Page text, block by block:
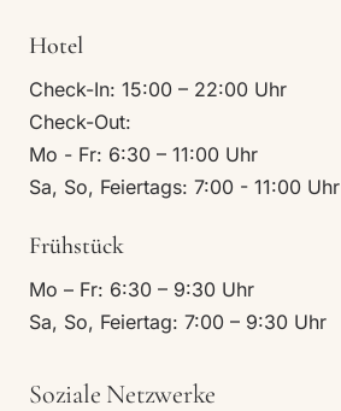
Hotel
Check-In: 15:00 – 22:00 Uhr
Check-Out:
Mo - Fr: 6:30 – 11:00 Uhr
Sa, So, Feiertags: 7:00 - 11:00 Uhr
Frühstück
Mo – Fr: 6:30 – 9:30 Uhr
Sa, So, Feiertag: 7:00 – 9:30 Uhr
Soziale Netzwerke